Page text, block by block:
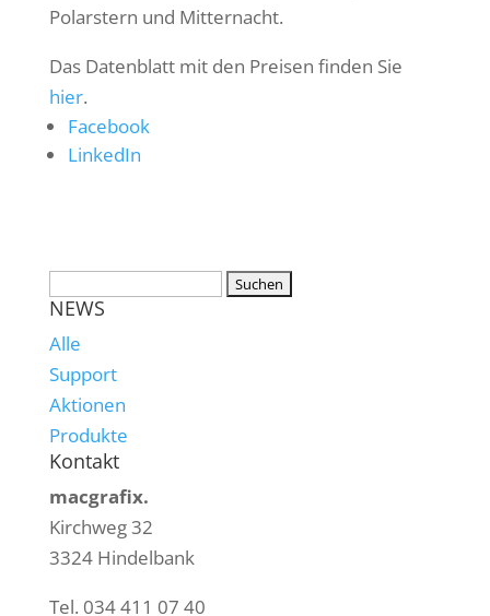
Polarstern und Mitternacht.
Das Datenblatt mit den Preisen finden Sie
hier.
Facebook
LinkedIn
NEWS
Alle
Support
Aktionen
Produkte
Kontakt
macgrafix.
Kirchweg 32
3324 Hindelbank
Tel. 034 411 07 40